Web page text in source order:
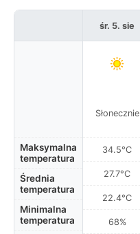
Maksymalna
temperatura
Średnia
temperatura
Minimalna
temperatura
śr. 5. sie
Słonecznie
34.5°C
27.7°C
22.4°C
68%